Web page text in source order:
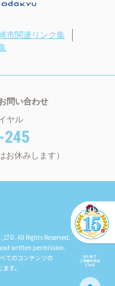
市関連リンク集
問い合わせ
ヤル
お休みします）
All Rights Reserved.
written permission.
てのコンテンツの
す。